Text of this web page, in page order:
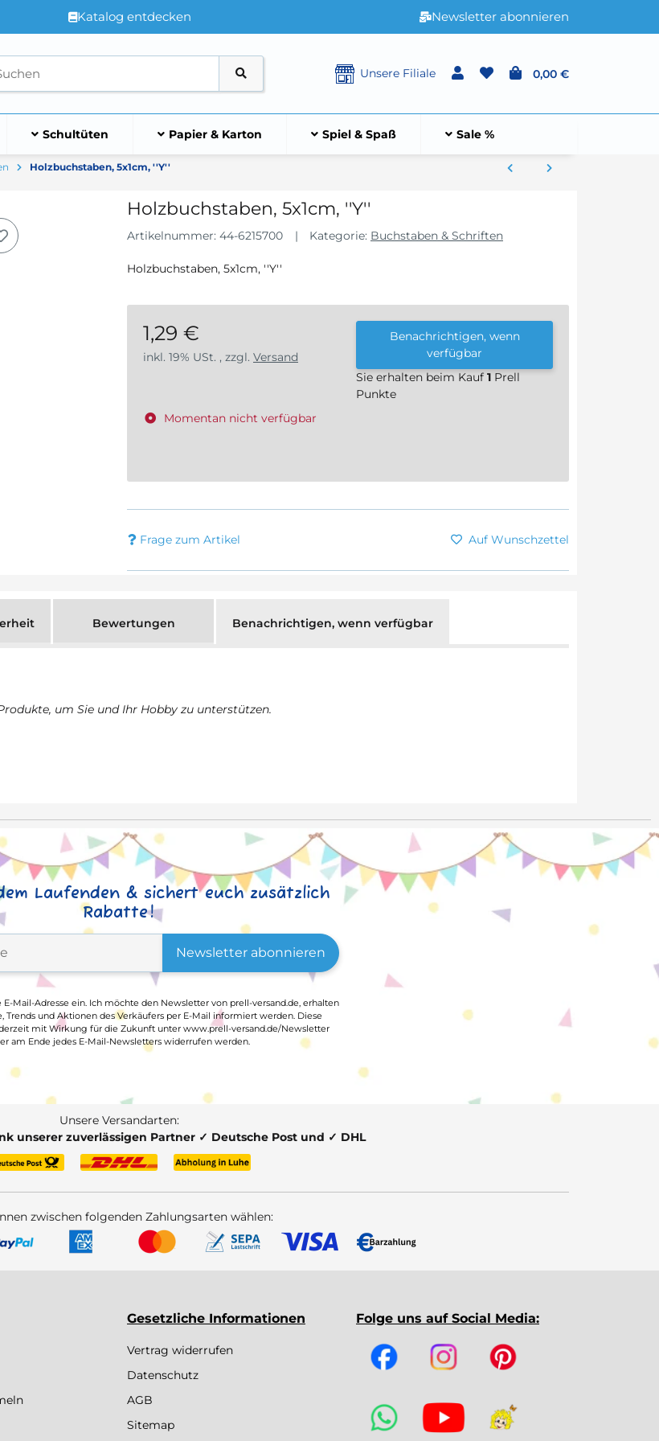
Katalog entdecken Newsletter abonnieren
Unsere Filiale 0,00 €
Schultüten Papier & Karton Spiel & Spaß Sale %
Holzbuchstaben, 5x1cm, ''Y''
Holzbuchstaben, 5x1cm, ''Y''
Artikelnummer: 44-6215700 Kategorie: Buchstaben & Schriften
Holzbuchstaben, 5x1cm, ''Y''
1,29 €
inkl. 19% USt. , zzgl. Versand
Momentan nicht verfügbar
Benachrichtigen, wenn
verfügbar
Sie erhalten beim Kauf 1 Prell
Punkte
Frage zum Artikel Auf Wunschzettel
Bewertungen Benachrichtigen, wenn verfügbar
um Sie und Ihr Hobby zu unterstützen.
Laufenden & sichert euch zusätzlich
Rabatte!
Newsletter abonnieren
Mail-Adresse ein. Ich möchte den Newsletter von prell-versand.de, erhalten
Trends und Aktionen des Verkäufers per E-Mail informiert werden. Diese
mit Wirkung für die Zukunft unter www.prell-versand.de/Newsletter
am Ende jedes E-Mail-Newsletters widerrufen werden.
Unsere Versandarten:
unserer zuverlässigen Partner ✓ Deutsche Post und ✓ DHL
zwischen folgenden Zahlungsarten wählen:
Gesetzliche Informationen
Vertrag widerrufen
Datenschutz
AGB
Sitemap
Folge uns auf Social Media: